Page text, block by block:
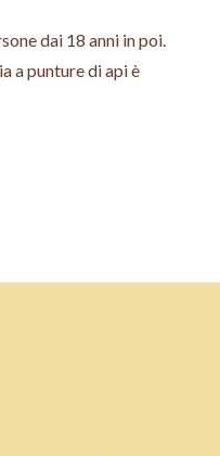
dai 18 anni in poi.
a punture di api è